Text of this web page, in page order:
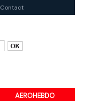
Contact
AEROHEBDO